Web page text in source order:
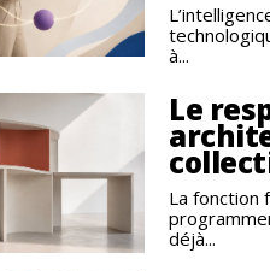
à...
Le
La fonction
déjà...